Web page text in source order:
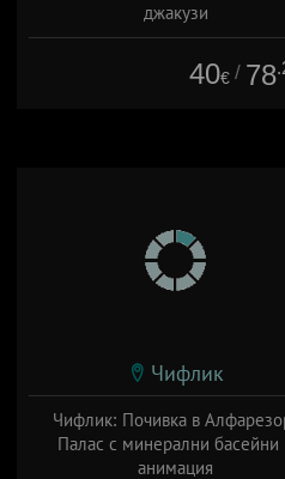
джакузи
Дата: 01.06 - 30.09 + без храна
40€ / 78
Чифлик
Чифлик: Почивка в
Палас с минерални басейни
анимация